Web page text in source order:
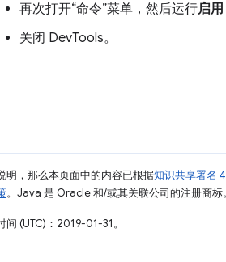
再次打开“命令”菜单，然后运行启
关闭 DevTools。
明，那么本页面中的内容已根据知识共享署名
。Java 是 Oracle 和/或其关联公司的注册商标。
间 (UTC)：2019-01-31。